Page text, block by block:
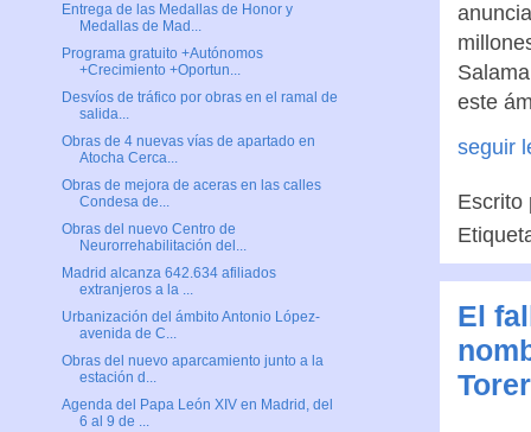
este
seguir
El
Entrega de las Medallas de Honor y
Medallas de Mad...
Programa gratuito +Autónomos
+Crecimiento +Oportun...
Desvíos de tráfico por obras en el ramal de
salida...
Obras de 4 nuevas vías de apartado en
Atocha Cerca...
Obras de mejora de aceras en las calles
Condesa de...
Obras del nuevo Centro de
Neurorrehabilitación del...
Madrid alcanza 642.634 afiliados
extranjeros a la ...
Urbanización del ámbito Antonio López-
avenida de C...
Obras del nuevo aparcamiento junto a la
estación d...
Agenda del Papa León XIV en Madrid, del
6 al 9 de ...